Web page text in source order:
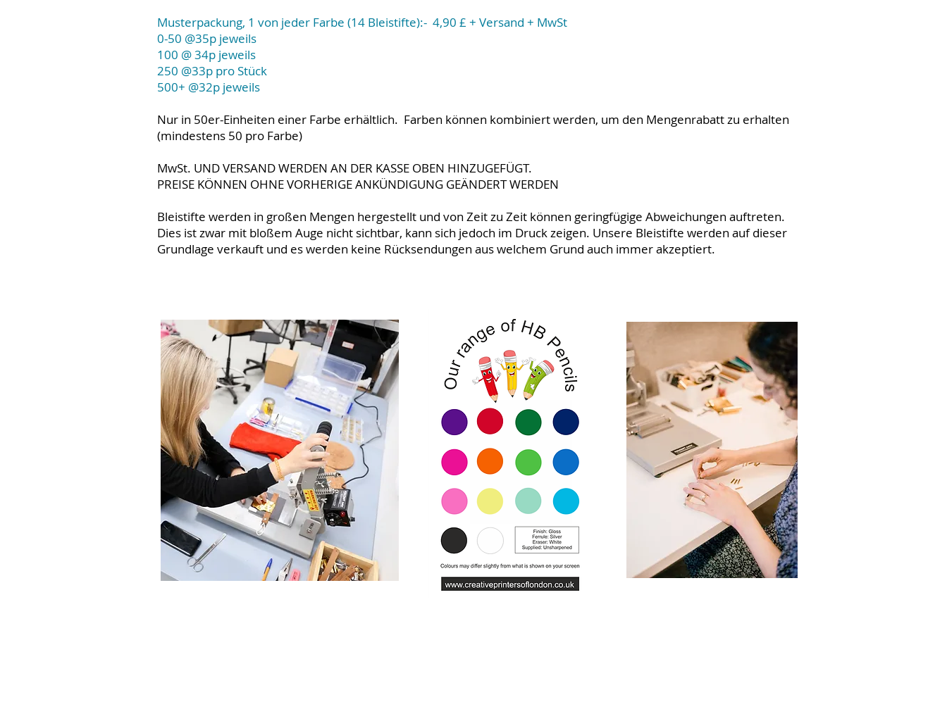
Musterpackung, 1 von jeder Farbe (14 Bleistifte):- 4,90 £ + Versand + MwSt
0-50 @35p jeweils
100 @ 34p jeweils
250 @33p pro Stück
500+ @32p jeweils
Nur in 50er-Einheiten einer Farbe erhältlich. Farben können kombiniert werden, um den Mengenrabatt zu erhalten
(mindestens 50 pro Farbe)
MwSt. UND VERSAND WERDEN AN DER KASSE OBEN HINZUGEFÜGT.
PREISE KÖNNEN OHNE VORHERIGE ANKÜNDIGUNG GEÄNDERT WERDEN
Bleistifte werden in großen Mengen hergestellt und von Zeit zu Zeit können geringfügige Abweichungen auftreten.
Dies ist zwar mit bloßem Auge nicht sichtbar, kann sich jedoch im Druck zeigen. Unsere Bleistifte werden auf dieser
Grundlage verkauft und es werden keine Rücksendungen aus welchem Grund auch immer akzeptiert.